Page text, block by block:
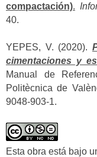
compactación).
40.
YEPES, V. (2020).
cimentaciones y
Manual de
Politècnica de
9048-903-1.
Esta obra está bajo